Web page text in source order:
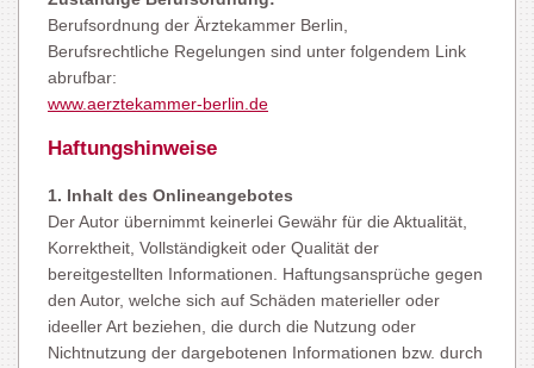
Berufsordnung der Ärztekammer Berlin,
Berufsrechtliche Regelungen sind unter folgendem Link
abrufbar:
www.aerztekammer-berlin.de
Haftungshinweise
1. Inhalt des Onlineangebotes
Der Autor übernimmt keinerlei Gewähr für die Aktualität,
Korrektheit, Vollständigkeit oder Qualität der
bereitgestellten Informationen. Haftungsansprüche gegen
den Autor, welche sich auf Schäden materieller oder
ideeller Art beziehen, die durch die Nutzung oder
Nichtnutzung der dargebotenen Informationen bzw. durch